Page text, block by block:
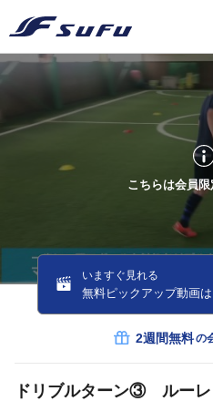
こちらは会員限
いますぐ見れる
無料ピックアップ動画
2週間無料の
ドリブルターン③ ルーレ